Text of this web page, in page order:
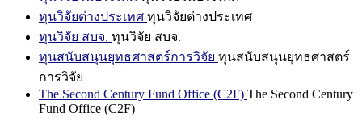
ทุนวิจัยต่างประเทศ ทุนวิจัยต่างประเทศ
ทุนวิจัย สบจ. ทุนวิจัย สบจ.
ทุนสนับสนุนยุทธศาสตร์การวิจัย ทุนสนับสนุนยุทธศาสตร์
การวิจัย
The Second Century Fund Office (C2F) The Second Century
Fund Office (C2F)